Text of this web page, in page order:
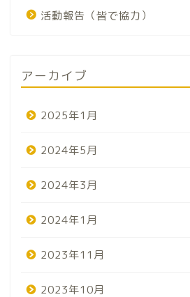
活動報告（皆で協力）
アーカイブ
2025年1月
2024年5月
2024年3月
2024年1月
2023年11月
2023年10月